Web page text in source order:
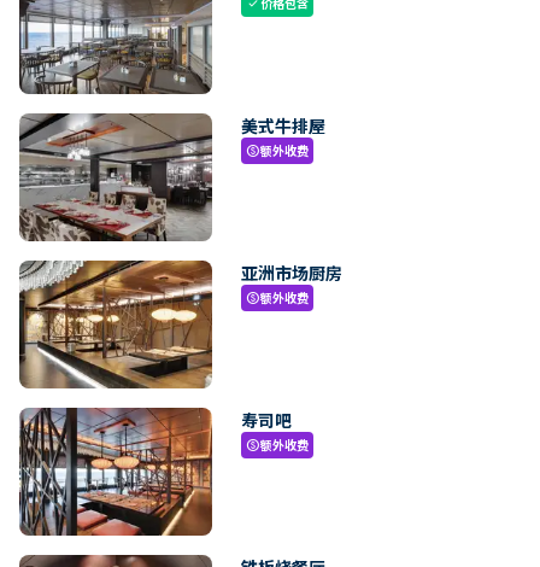
check
美式牛排屋
paid额外收费
亚洲市场厨房
paid额外收费
寿司吧
paid额外收费